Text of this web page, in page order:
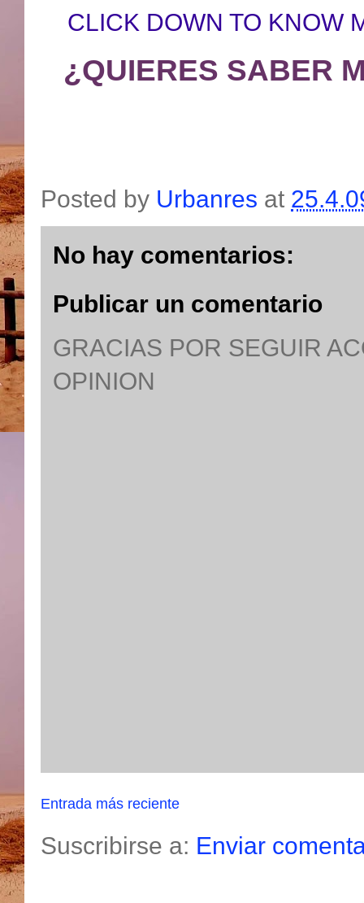
CLICK DOWN TO KNOW
¿QUIERES SABER
Posted by Urbanres at
No hay comentarios:
Publicar un comentario
GRACIAS POR SEGUIR
OPINION
Entrada más reciente
Suscribirse a: Enviar